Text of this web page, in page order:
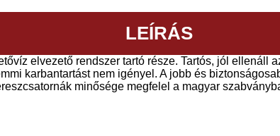
LEÍRÁS
elvezető rendszer tartó része. Tartós, jól
karbantartást nem igényel. A jobb és
minősége megfelel a magyar